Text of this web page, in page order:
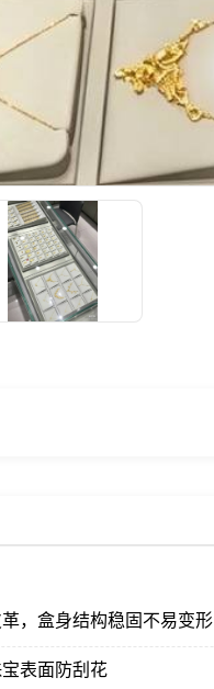
，盒身结构稳固不易变形
表面防刮花